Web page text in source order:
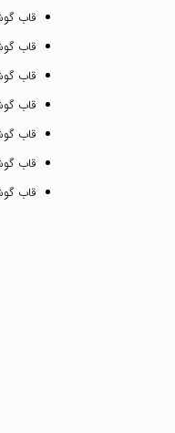
قاب
قاب
قاب
قاب
قاب
قاب
قاب